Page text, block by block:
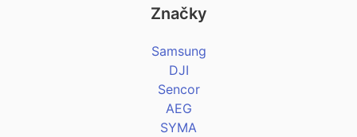
Značky
Samsung
DJI
Sencor
AEG
SYMA